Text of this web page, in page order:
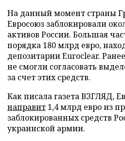
На данный момент страны
Евросоюз заблокировали
активов России. Большая
порядка 180 млрд евро,
депозитарии Euroclear.
не смогли согласовать
за счет этих средств.
Как писала газета ВЗГЛЯД,
направит 1,4 млрд евро из
заблокированных средств
украинской армии.